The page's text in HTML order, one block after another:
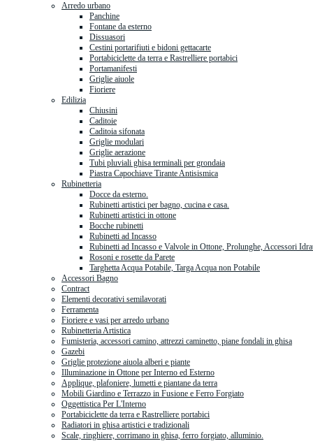
Arredo urbano
Panchine
Fontane da esterno
Dissuasori
Cestini portarifiuti e bidoni gettacarte
Portabiciclette da terra e Rastrelliere portabici
Portamanifesti
Griglie aiuole
Fioriere
Edilizia
Chiusini
Caditoie
Caditoia sifonata
Griglie modulari
Griglie aerazione
Tubi pluviali ghisa terminali per grondaia
Piastra Capochiave Tirante Antisismica
Rubinetteria
Docce da esterno.
Rubinetti artistici per bagno, cucina e casa.
Rubinetti artistici in ottone
Bocche rubinetti
Rubinetti ad Incasso
Rubinetti ad Incasso e Valvole in Ottone, Prolunghe, Accessori
Rosoni e rosette da Parete
Targhetta Acqua Potabile, Targa Acqua non Potabile
Accessori Bagno
Contract
Elementi decorativi semilavorati
Ferramenta
Fioriere e vasi per arredo urbano
Rubinetteria Artistica
Fumisteria, accessori camino, attrezzi caminetto, piane fondali in ghisa
Gazebi
Griglie protezione aiuola alberi e piante
Illuminazione in Ottone per Interno ed Esterno
Applique, plafoniere, lumetti e piantane da terra
Mobili Giardino e Terrazzo in Fusione e Ferro Forgiato
Oggettistica Per L'Interno
Portabiciclette da terra e Rastrelliere portabici
Radiatori in ghisa artistici e tradizionali
Scale, ringhiere, corrimano in ghisa, ferro forgiato, alluminio.